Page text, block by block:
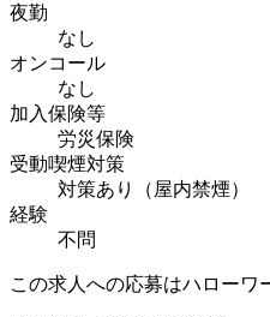
夜勤
なし
オンコール
なし
加入保険等
労災保険
受動喫煙対策
対策あり（屋内禁煙）
経験
不問
この求人への応募はハローワ